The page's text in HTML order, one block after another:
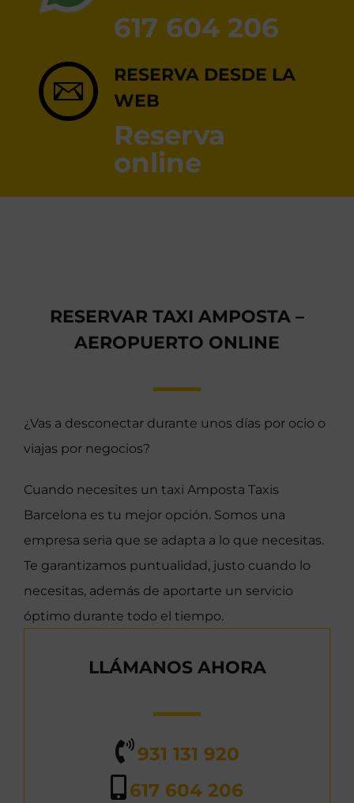
617 604 206
RESERVA DESDE LA
WEB
Reserva
online
RESERVAR TAXI AMPOSTA –
AEROPUERTO ONLINE
¿Vas a desconectar durante unos días por ocio o
viajas por negocios?
Cuando necesites un taxi Amposta Taxis
Barcelona es tu mejor opción. Somos una
empresa seria que se adapta a lo que necesitas.
Te garantizamos puntualidad, justo cuando lo
necesitas, además de aportarte un servicio
óptimo durante todo el tiempo.
LLÁMANOS AHORA
931 131 920
617 604 206